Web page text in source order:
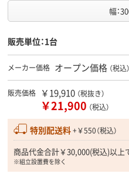
幅：
販売単位：1台
メーカー価格 オープン価格 （税込）
販売価格 ￥19,910 （税抜き）
￥21,900 （税込）
特別配送料+￥550（税込）
商品代金合計￥30,000(税込)以上
※組立設置費を除く